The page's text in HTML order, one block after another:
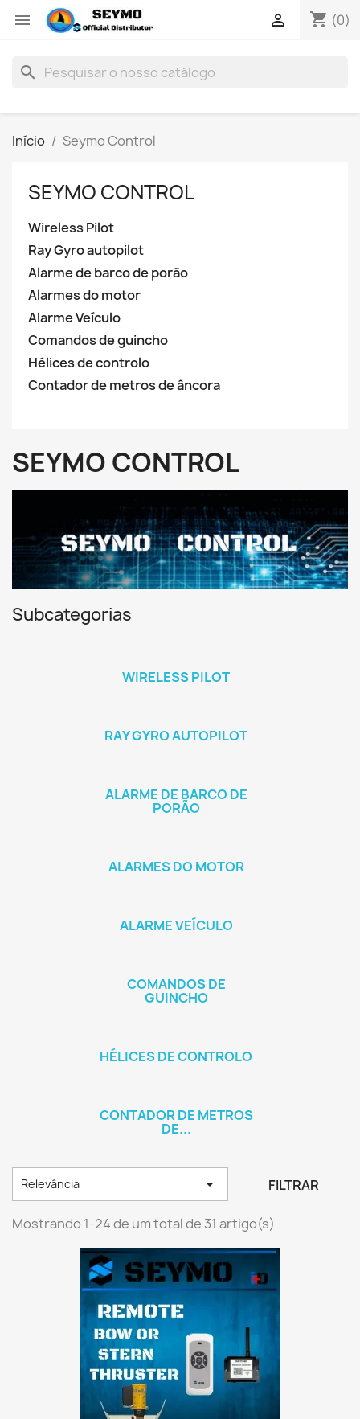
 shopping_cart (0)

search
Início Seymo Control
SEYMO CONTROL
Wireless Pilot
Ray Gyro autopilot
Alarme de barco de porão
Alarmes do motor
Alarme Veículo
Comandos de guincho
Hélices de controlo
Contador de metros de âncora
SEYMO CONTROL
Subcategorias
WIRELESS PILOT
RAY GYRO AUTOPILOT
ALARME DE BARCO DE
PORÃO
ALARMES DO MOTOR
ALARME VEÍCULO
COMANDOS DE
GUINCHO
HÉLICES DE CONTROLO
CONTADOR DE METROS
DE...
Relevância  FILTRAR
Mostrando 1-24 de um total de 31 artigo(s)